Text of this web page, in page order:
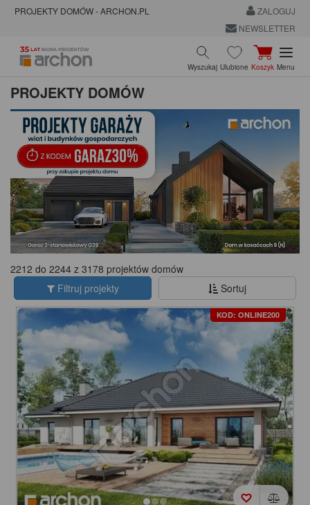
PROJEKTY DOMÓW - ARCHON.PL
ZALOGUJ
NEWSLETTER
Wyszukaj Ulubione Koszyk Menu
PROJEKTY DOMÓW
2212 do 2244 z 3178 projektów domów
Filtruj projekty
Sortuj
KOD: ONLINE200